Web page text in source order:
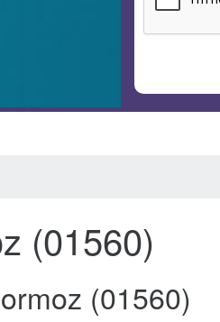
(01560)
(01560)